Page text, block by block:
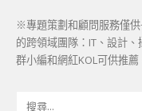
※專題策劃和顧問服務僅
的跨領域團隊：IT、設計
群小編和網紅KOL可供推薦